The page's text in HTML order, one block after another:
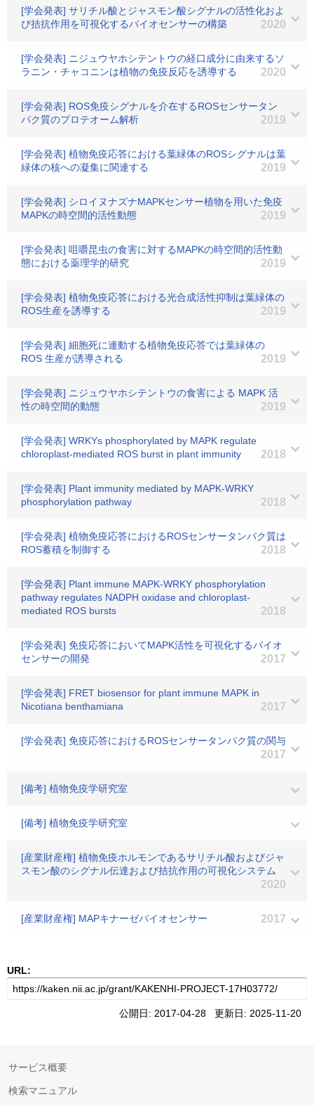
[学会発表] サリチル酸とジャスモン酸シグナルの活性化およ
び拮抗作用を可視化するバイオセンサーの構築
2020
[学会発表] ニジュウヤホシテントウの経口成分に由来するソ
ラニン・チャコニンは植物の免疫反応を誘導する
2020
[学会発表] ROS免疫シグナルを介在するROSセンサータン
パク質のプロテオーム解析
2019
[学会発表] 植物免疫応答における葉緑体のROSシグナルは葉
緑体の核への凝集に関連する
2019
[学会発表] シロイヌナズナMAPKセンサー植物を用いた免疫
MAPKの時空間的活性動態
2019
[学会発表] 咀嚼昆虫の食害に対するMAPKの時空間的活性動
態における薬理学的研究
2019
[学会発表] 植物免疫応答における光合成活性抑制は葉緑体の
ROS生産を誘導する
2019
[学会発表] 細胞死に連動する植物免疫応答では葉緑体の
ROS 生産が誘導される
2019
[学会発表] ニジュウヤホシテントウの食害による MAPK 活
性の時空間的動態
2019
[学会発表] WRKYs phosphorylated by MAPK regulate
chloroplast-mediated ROS burst in plant immunity
2018
[学会発表] Plant immunity mediated by MAPK-WRKY
phosphorylation pathway
2018
[学会発表] 植物免疫応答におけるROSセンサータンパク質は
ROS蓄積を制御する
2018
[学会発表] Plant immune MAPK-WRKY phosphorylation
pathway regulates NADPH oxidase and chloroplast-
mediated ROS bursts
2018
[学会発表] 免疫応答においてMAPK活性を可視化するバイオ
センサーの開発
2017
[学会発表] FRET biosensor for plant immune MAPK in
Nicotiana benthamiana
2017
[学会発表] 免疫応答におけるROSセンサータンパク質の関与
2017
[備考] 植物免疫学研究室
[備考] 植物免疫学研究室
[産業財産権] 植物免疫ホルモンであるサリチル酸およびジャ
スモン酸のシグナル伝達および拮抗作用の可視化システム
2020
[産業財産権] MAPキナーゼバイオセンサー 2017
URL:
公開日: 2017-04-28 更新日: 2025-11-20
サービス概要
検索マニュアル